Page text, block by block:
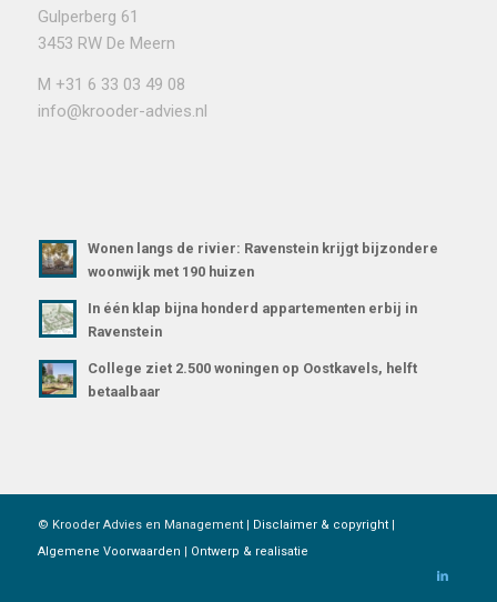
Gulperberg 61
3453 RW De Meern
M +31 6 33 03 49 08
info@krooder-advies.nl
Wonen langs de rivier: Ravenstein krijgt bijzondere
woonwijk met 190 huizen
In één klap bijna honderd appartementen erbij in
Ravenstein
College ziet 2.500 woningen op Oostkavels, helft
betaalbaar
© Krooder Advies en Management | Disclaimer & copyright|
Algemene Voorwaarden
Ontwerp & realisatie